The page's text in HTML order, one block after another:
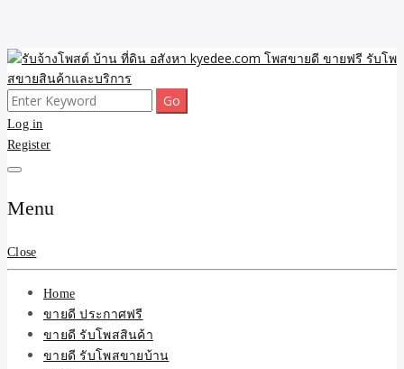
Skip
to
content
รับจ้างโพสต์ บ้าน ที่ดิน
อสังหา kyedee.com โพส
ขายดี ขายฟรี รับโพสขาย
สินค้าและบริการ
ขายดี โพสประกาศขายสินค้าฟรี บ้าน ที่ดิน อสังหา รับโพสต์ประกาศขาย
ของ รับรองผล ดีที่สุดถูกที่สุด ติดหน้าแรกกูเกืล
Search
for:
Log in
Register
Menu
Close
Home
ขายดี ประกาศฟรี
ขายดี รับโพสสินค้า
ขายดี รับโพสขายบ้าน